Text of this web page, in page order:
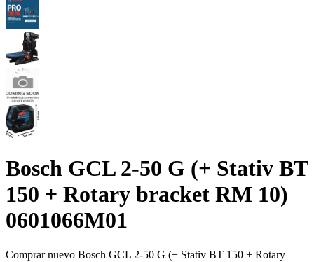
Bosch GCL 2-50 G (+ Stativ BT
150 + Rotary bracket RM 10)
0601066M01
Comprar nuevo Bosch GCL 2-50 G (+ Stativ BT 150 + Rotary